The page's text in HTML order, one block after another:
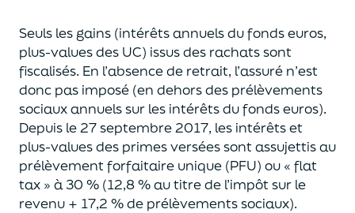
Seuls les gains (intérêts annuels du fonds euros,
plus-values des UC) issus des rachats sont
fiscalisés. En l’absence de retrait, l’assuré n’est
donc pas imposé (en dehors des prélèvements
sociaux annuels sur les intérêts du fonds euros).
Depuis le 27 septembre 2017, les intérêts et
plus-values des primes verséessont assujettis au
prélèvement forfaitaire unique (PFU) ou « flat
tax » à 30 % (12,8 % au titre de l’impôt sur le
revenu + 17,2 % de prélèvements sociaux).